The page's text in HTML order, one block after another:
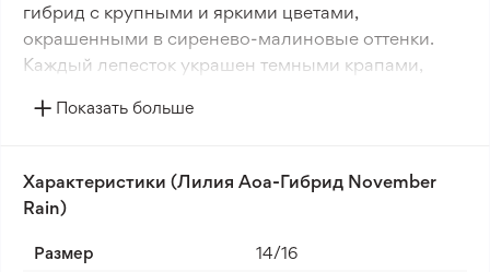
гибрид с крупными и яркими цветами,
окрашенными в сиренево-малиновые оттенки.
Каждый лепесток украшен темными крапами,
привлекательным.
что освобождает от необходимости выкапывать
луковицы на зиму. В период сильных морозов
рекомендуется прикрывать их естественным
материалом. November Rain лучше всего растет на
Показать больше
Характеристики (Лилия Aoa-Гибрид November
Rain)
Размер
14/16